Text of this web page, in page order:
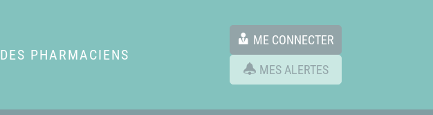
DES PHARMACIENS
ME CONNECTER
MES ALERTES